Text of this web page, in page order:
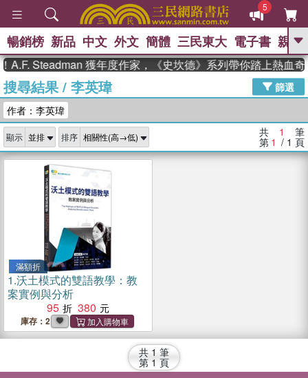
5
GO
The Odyssey 、
父親節 、 如果歷史是一群喵 、 暑期
念華 、 台灣的李登輝時代 、 數學女
孩：黎曼猜想
偉大的迷走神經
暢銷榜 新品 中文 外文 簡體 三民東大 電子書 親子
A.F. Steadman 獲年度作家，《史坎德》系列帶你踏上熱血奇
搜尋結果/ 李英瑋
篩選
作者：李英瑋
顯示 排序 共 1 筆
第 1 / 1 頁
滿額折
1.沃土模式的雙語教學：教
案實例與分析
95
380
庫存：2
共 1 筆
第 1 頁